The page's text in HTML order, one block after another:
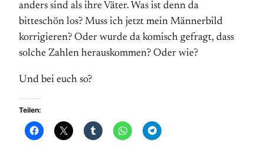
anders sind als ihre Väter. Was ist denn da
bitteschön los? Muss ich jetzt mein Männerbild
korrigieren? Oder wurde da komisch gefragt, dass
solche Zahlen herauskommen? Oder wie?
Und bei euch so?
Teilen: